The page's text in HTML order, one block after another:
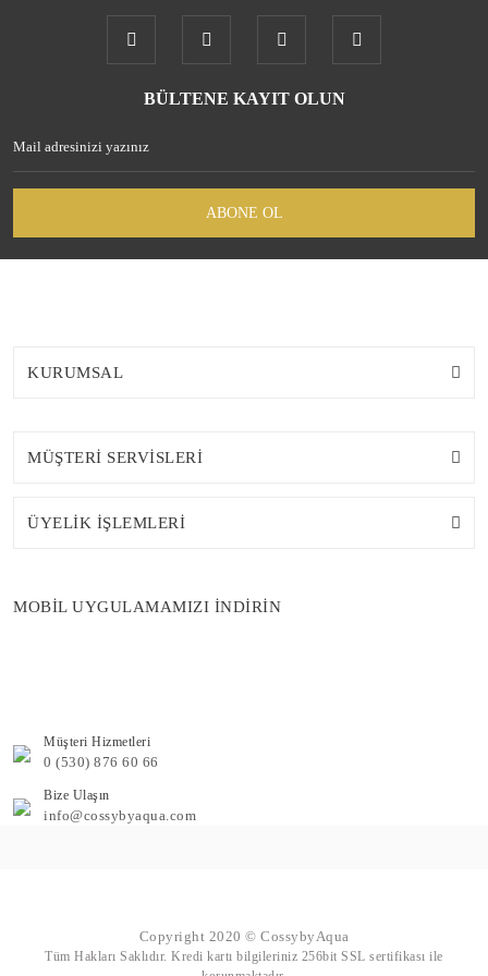
BÜLTENE KAYIT OLUN
ABONE OL
KURUMSAL
MÜŞTERİ SERVİSLERİ
ÜYELİK İŞLEMLERİ
MOBİL UYGULAMAMIZI İNDİRİN
Müşteri Hizmetleri
0 (530) 876 60 66
Bize Ulaşın
info@cossybyaqua.com
Copyright 2020 © CossybyAqua
Tüm Hakları Saklıdır. Kredi kartı bilgileriniz 256bit SSL sertifikası ile